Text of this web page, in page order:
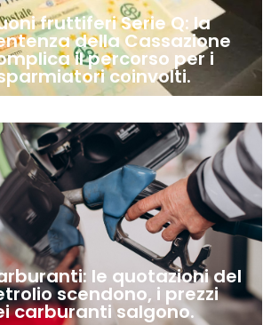
fruttiferi Serie Q: la
della Cassazione
il percorso per i
coinvolti.
le quotazioni del
scendono, i prezzi
carburanti salgono.